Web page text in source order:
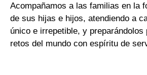
Acompañamos a las familias en la
de sus hijas e hijos, atendiendo a
único e irrepetible, y preparándolos
retos del mundo con espíritu de